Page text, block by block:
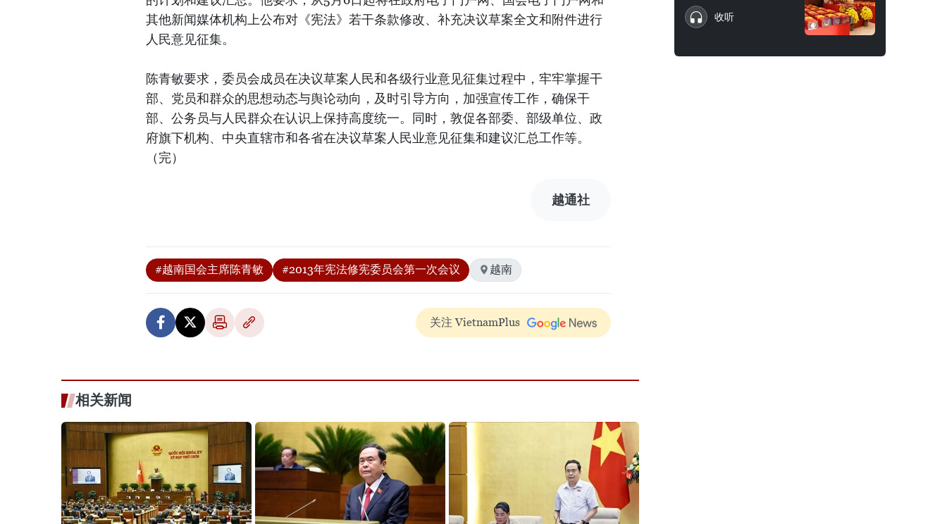
其他新闻媒体机构上公布对《宪法》若干条款修改、补充决议草案全文和附件进行
人民意见征集。
陈青敏要求，委员会成员在决议草案人民和各级行业意见征集过程中，牢牢掌握干
部、党员和群众的思想动态与舆论动向，及时引导方向，加强宣传工作，确保干
部、公务员与人民群众在认识上保持高度统一。同时，敦促各部委、部级单位、政
府旗下机构、中央直辖市和各省在决议草案人民业意见征集和建议汇总工作等。
（完）
越通社
#越南国会主席陈青敏 #2013年宪法修宪委员会第一次会议 越南
关注 VietnamPlus
相关新闻
收听